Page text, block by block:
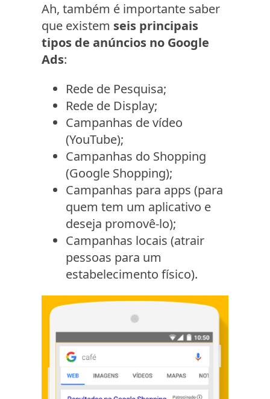
Ah, também é importante saber
que existem seis principais
tipos de anúncios no Google
Ads:
Rede de Pesquisa;
Rede de Display;
Campanhas de vídeo
(YouTube);
Campanhas do Shopping
(Google Shopping);
Campanhas para apps (para
quem tem um aplicativo e
deseja promovê-lo);
Campanhas locais (atrair
pessoas para um
estabelecimento físico).